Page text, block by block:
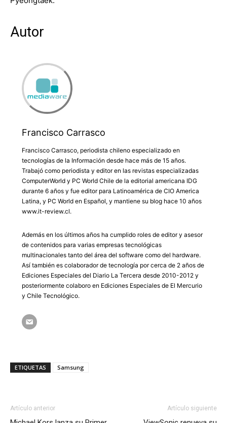
Autor
Francisco Carrasco
Francisco Carrasco, periodista chileno especializado en
tecnologías de la Información desde hace más de 15 años.
Trabajó como periodista y editor en las revistas especializadas
ComputerWorld y PC World Chile de la editorial americana IDG
durante 6 años y fue editor para Latinoamérica de CIO America
Latina, y PC World en Español, y mantiene su blog hace 10 años
www.it-review.cl.
Además en los últimos años ha cumplido roles de editor y asesor
de contenidos para varias empresas tecnológicas
multinacionales tanto del área del software como del hardware.
Así también es colaborador de tecnología por cerca de 2 años de
Ediciones Especiales del Diario La Tercera desde 2010-2012 y
posteriormente colaboro en Ediciones Especiales de El Mercurio
y Chile Tecnológico.
ETIQUETAS Samsung
Artículo anterior Artículo siguiente